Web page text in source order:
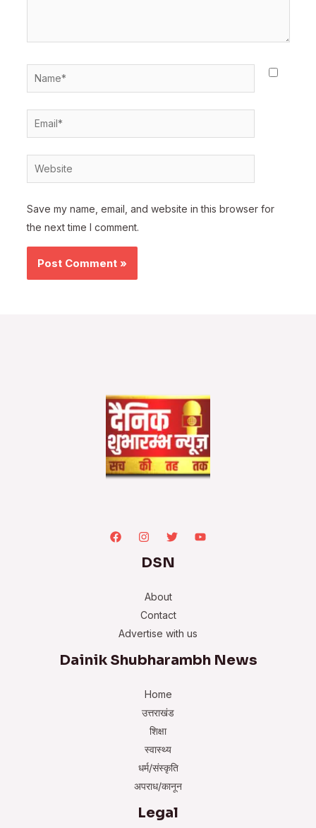
Name*
Email*
Website
Save my name, email, and website in this browser for
the next time I comment.
DSN
About
Contact
Advertise with us
Dainik Shubharambh News
Home
उत्तराखंड
शिक्षा
स्वास्थ्य
धर्म/संस्कृति
अपराध/कानून
Legal